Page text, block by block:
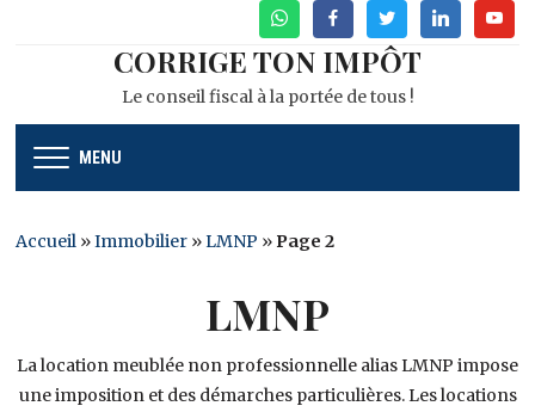
WhatsAppFacebookTwitterLinkedin
CORRIGE TON IMPÔT
Le conseil fiscal à la portée de tous !
MENU
Accueil »Immobilier »LMNP » Page 2
LMNP
La location meublée non professionnelle alias LMNP impose
une imposition et des démarches particulières. Les locations